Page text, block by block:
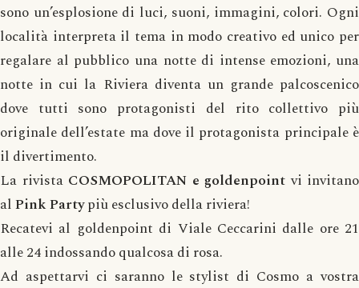
sono un’esplosione di luci, suoni, immagini, colori. Ogni
località interpreta il tema in modo creativo ed unico per
regalare al pubblico una notte di intense emozioni, una
notte in cui la Riviera diventa un grande palcoscenico
dove tutti sono protagonisti del rito collettivo più
originale dell’estate ma dove il protagonista principale è
il divertimento.
La rivista COSMOPOLITAN e goldenpoint vi invitano
alPink Partypiù esclusivo della riviera!
Recatevi al goldenpoint di Viale Ceccarini dalle ore 21
alle 24 indossando qualcosa di rosa.
Ad aspettarvi ci saranno le stylist di Cosmo a vostra